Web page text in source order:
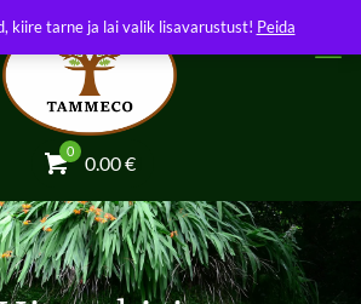
0
0.00€
kiire tarne ja lai valik lisavarustust! Peida